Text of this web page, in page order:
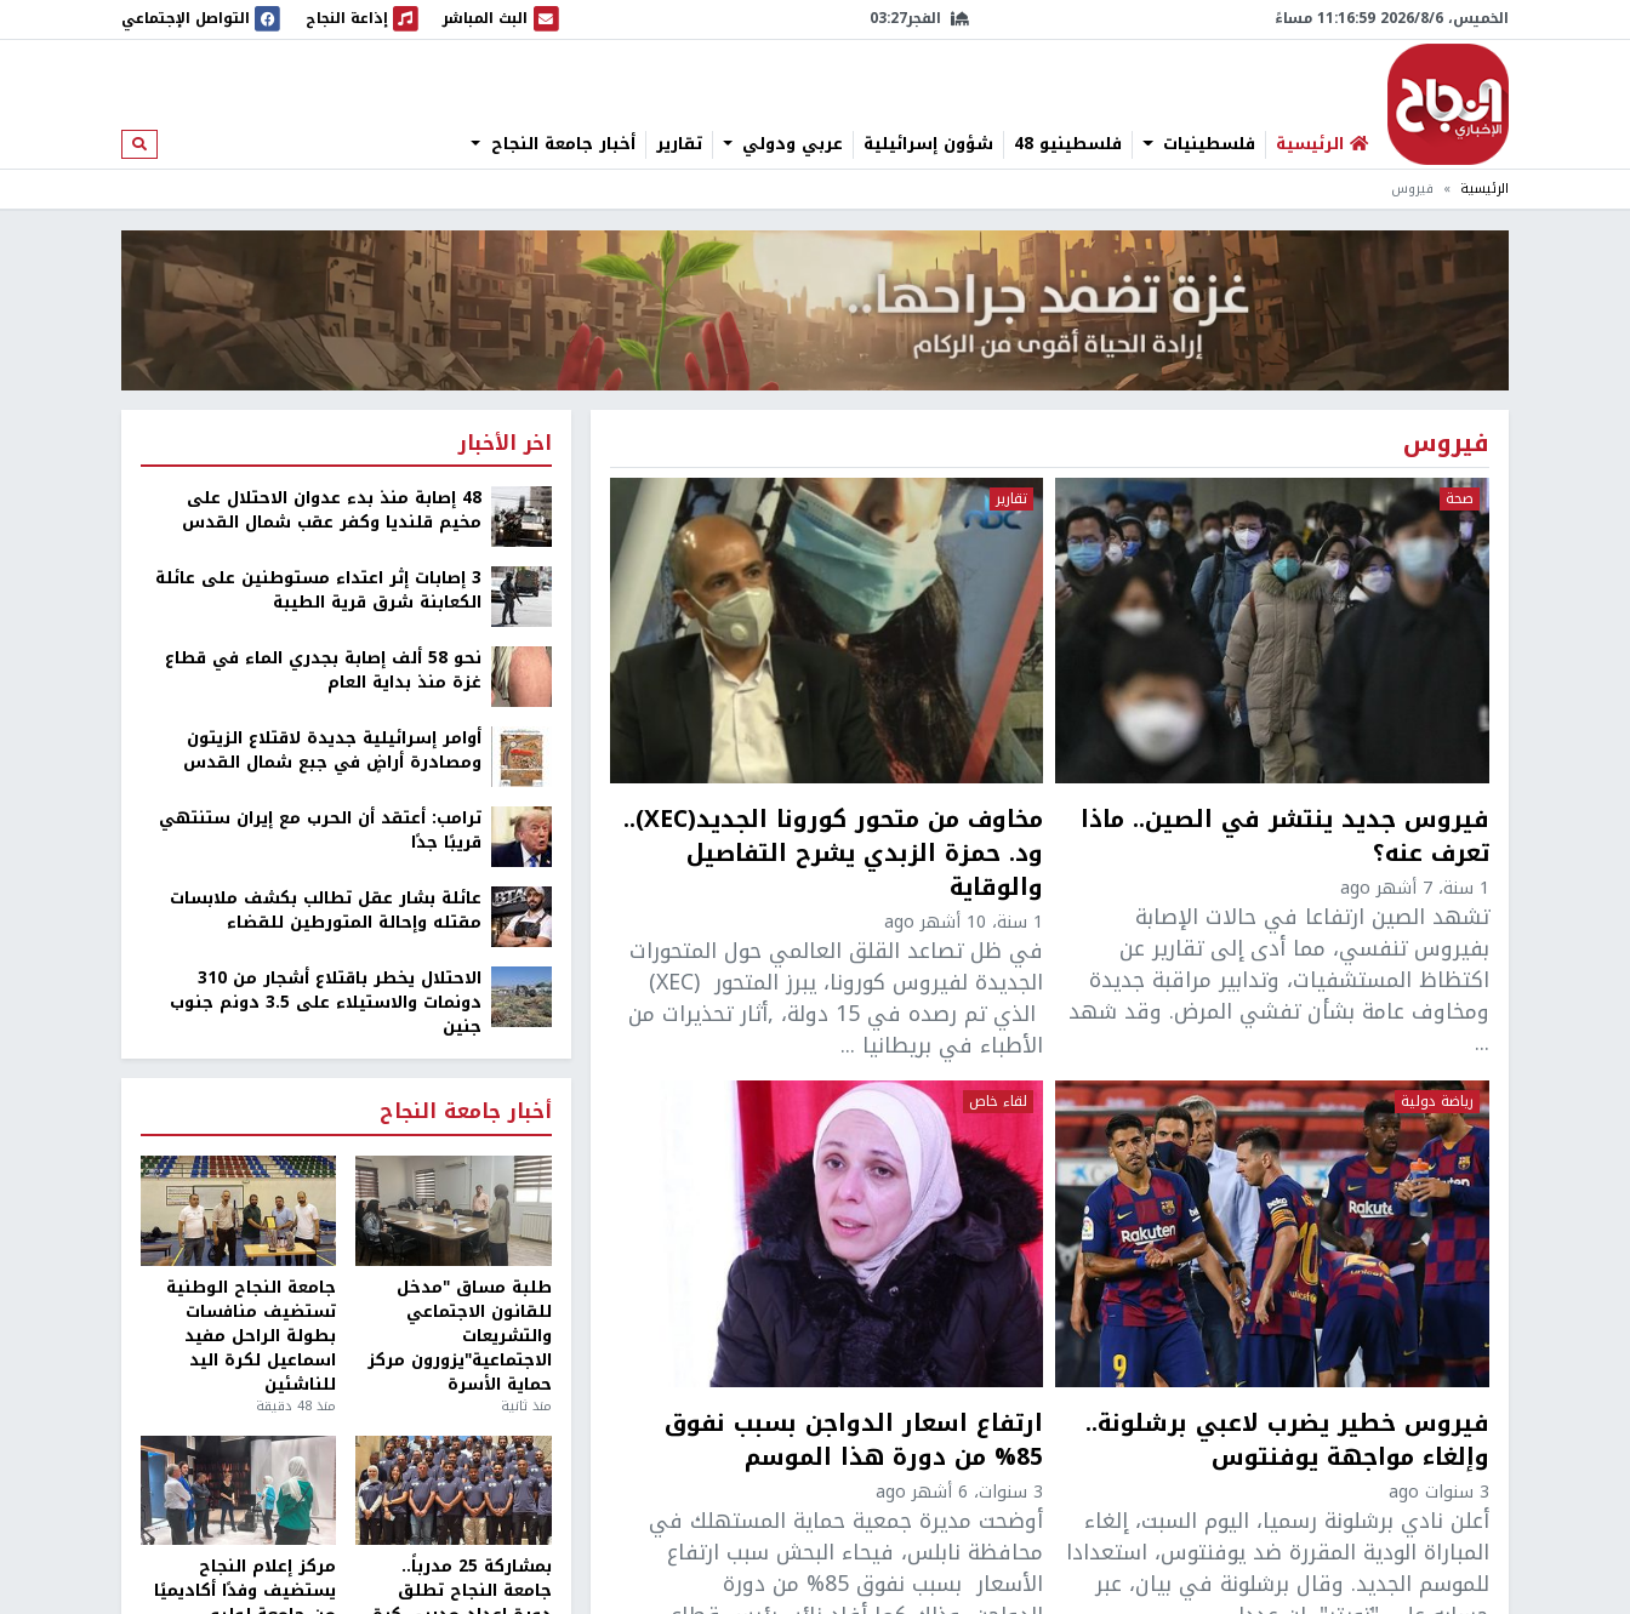
الخميس، 6/‏8/‏2026 11:17:00 مساءً الفجر03:27 البث المباشر
البث المباشر إذاعة النجاح
إذاعة النجاح التواصل الإجتماعي
الرئيسية فلسطينيات فلسطينيو 48 شؤون إسرائيلية عربي ودولي تقارير أخبار جامعة النجاح ابحث
الرئيسية فيروس
فيروس
صحة
فيروس جديد ينتشر في الصين.. ماذا
تعرف عنه؟
1 سنة، 7 أشهر ago
تشهد الصين ارتفاعا في حالات الإصابة
بفيروس تنفسي، مما أدى إلى تقارير عن
اكتظاظ المستشفيات، وتدابير مراقبة جديدة
ومخاوف عامة بشأن تفشي المرض. وقد شهد
...
تقارير
مخاوف من متحور كورونا الجديد(XEC)..
ود. حمزة الزبدي يشرح التفاصيل
والوقاية
1 سنة، 10 أشهر ago
في ظل تصاعد القلق العالمي حول المتحورات
الجديدة لفيروس كورونا، يبرز المتحور (XEC)
الذي تم رصده في 15 دولة، ,أثار تحذيرات من
الأطباء في بريطانيا ...
رياضة دولية
فيروس خطير يضرب لاعبي برشلونة..
وإلغاء مواجهة يوفنتوس
3 سنوات ago
أعلن نادي برشلونة رسميا، اليوم السبت، إلغاء
المباراة الودية المقررة ضد يوفنتوس، استعدادا
للموسم الجديد. وقال برشلونة في بيان، عبر
لقاء خاص
ارتفاع اسعار الدواجن بسبب نفوق
85% من دورة هذا الموسم
3 سنوات، 6 أشهر ago
أوضحت مديرة جمعية حماية المستهلك في
محافظة نابلس، فيحاء البحش سبب ارتفاع
الأسعار بسبب نفوق 85% من دورة
اخر الأخبار
48 إصابة منذ بدء عدوان الاحتلال على
مخيم قلنديا وكفر عقب شمال القدس
‏3 إصابات إثر اعتداء مستوطنين على عائلة
الكعابنة شرق قرية الطيبة
نحو 58 ألف إصابة بجدري الماء في قطاع
غزة منذ بداية العام
أوامر إسرائيلية جديدة لاقتلاع الزيتون
ومصادرة أراضٍ في جبع شمال القدس
ترامب: أعتقد أن الحرب مع إيران ستنتهي
قريبًا جدًا
عائلة بشار عقل تطالب بكشف ملابسات
مقتله وإحالة المتورطين للقضاء
الاحتلال يخطر باقتلاع أشجار من 310
دونمات والاستيلاء على 3.5 دونم جنوب
جنين
أخبار جامعة النجاح
طلبة مساق "مدخل
للقانون الاجتماعي
والتشريعات
الاجتماعية"يزورون مركز
حماية الأسرة
منذ ثانية
جامعة النجاح الوطنية
تستضيف منافسات
بطولة الراحل مفيد
اسماعيل لكرة اليد
للناشئين
منذ 48 دقيقة
بمشاركة 25 مدرباً..
جامعة النجاح تطلق
مركز إعلام النجاح
يستضيف وفدًا أكاديميًا